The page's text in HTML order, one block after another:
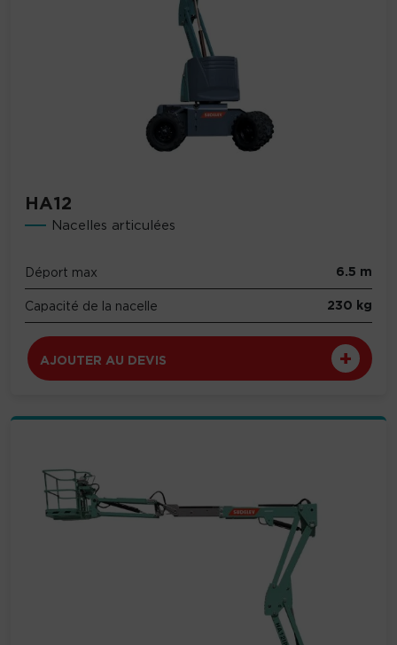
HA12
Nacelles articulées
Déport max 6.5 m
Capacité de la nacelle 230 kg
AJOUTER AU DEVIS